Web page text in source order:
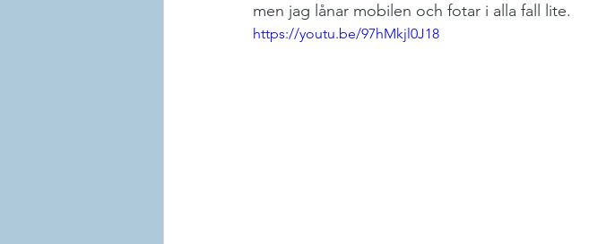
men jag lånar mobilen och fotar i alla fall lite.
https://youtu.be/97hMkjl0J18